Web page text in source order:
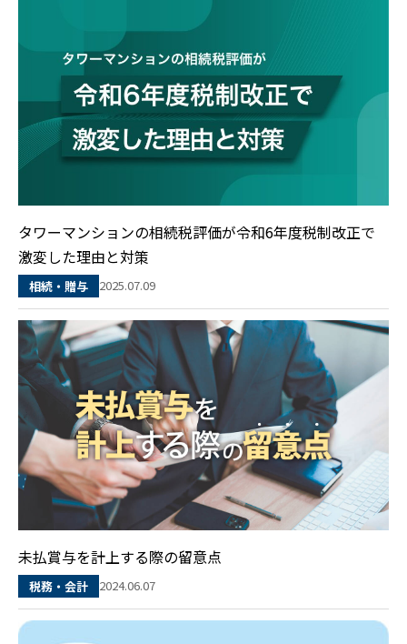
タワーマンションの相続税評価が令和6年度税制改正で
激変した理由と対策
相続・贈与 2025.07.09
未払賞与を計上する際の留意点
税務・会計 2024.06.07